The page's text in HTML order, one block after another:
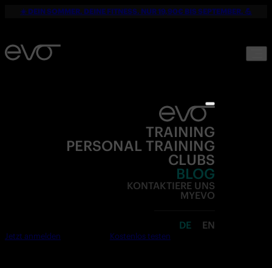
☀️ DEIN SOMMER. DEINE FITNESS. NUR 19,90€ BIS SEPTEMBER. 💪
TRAINING
PERSONAL TRAINING
CLUBS
BLOG
KONTAKTIERE UNS
MYEVO
DE EN
Jetzt anmelden Kostenlos testen